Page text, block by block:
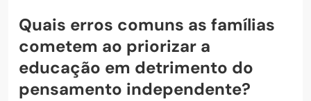
Quais erros comuns as famílias
cometem ao priorizar a
educação em detrimento do
pensamento independente?